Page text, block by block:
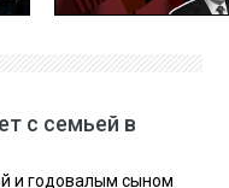
с семьей в
и годовалым сыном